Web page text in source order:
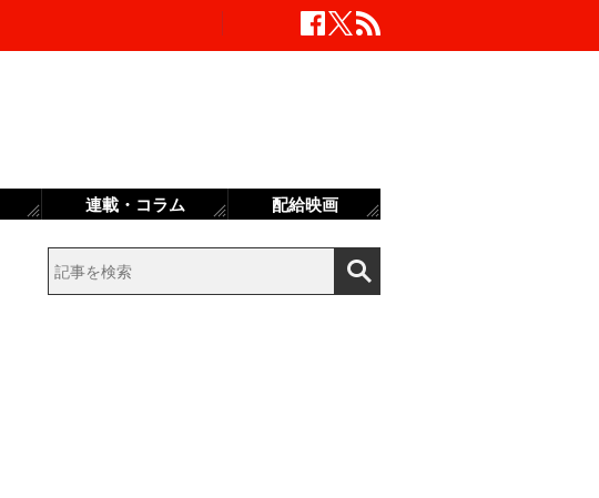
連載・コラム 配給映画